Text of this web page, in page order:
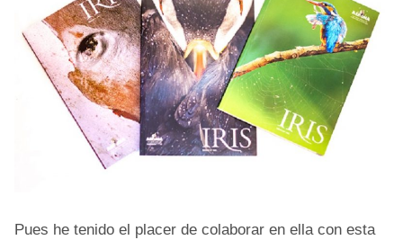
Pues he tenido el placer de colaborar en ella con esta